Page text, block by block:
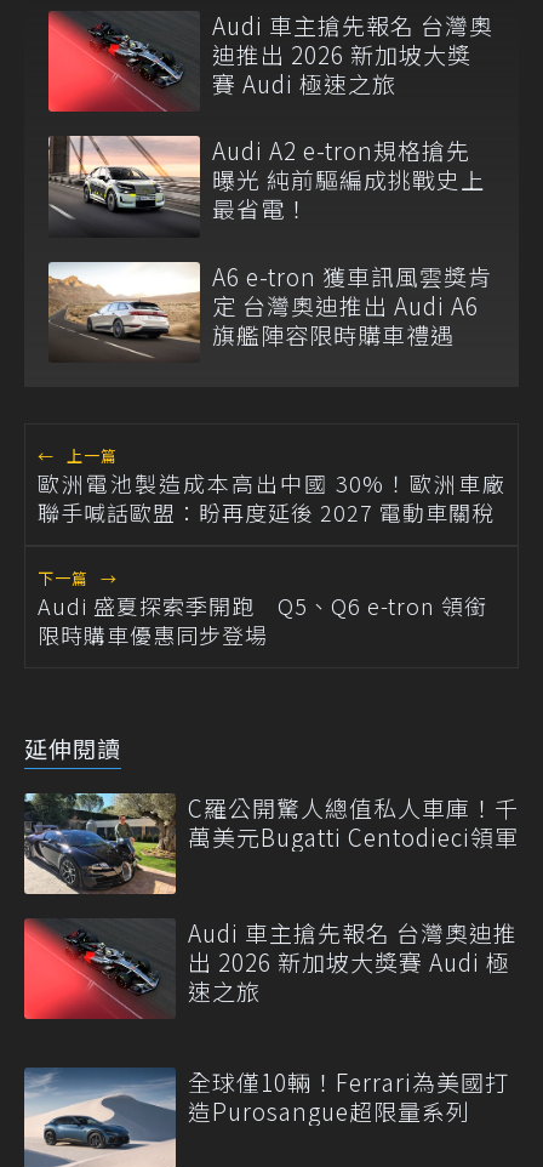
Audi 車主搶先報名 台灣奧
迪推出 2026 新加坡大獎
賽 Audi 極速之旅
Audi A2 e-tron規格搶先
曝光 純前驅編成挑戰史上
最省電！
A6 e-tron 獲車訊風雲獎肯
定 台灣奧迪推出 Audi A6
旗艦陣容限時購車禮遇
← 上一篇
歐洲電池製造成本高出中國 30%！歐洲車廠
聯手喊話歐盟：盼再度延後 2027 電動車關稅
下一篇 →
Audi 盛夏探索季開跑 Q5、Q6 e-tron 領銜
限時購車優惠同步登場
延伸閱讀
C羅公開驚人總值私人車庫！千
萬美元Bugatti Centodieci領軍
Audi 車主搶先報名 台灣奧迪推
出 2026 新加坡大獎賽 Audi 極
速之旅
全球僅10輛！Ferrari為美國打
造Purosangue超限量系列